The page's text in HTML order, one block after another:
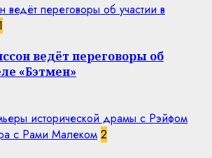
ведёт переговоры об участии в
ведёт переговоры об
«Бэтмен»
исторической драмы с Рэйфом
с Рами Малеком 2